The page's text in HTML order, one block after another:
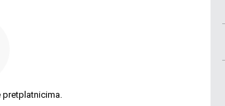
pretplatnicima.